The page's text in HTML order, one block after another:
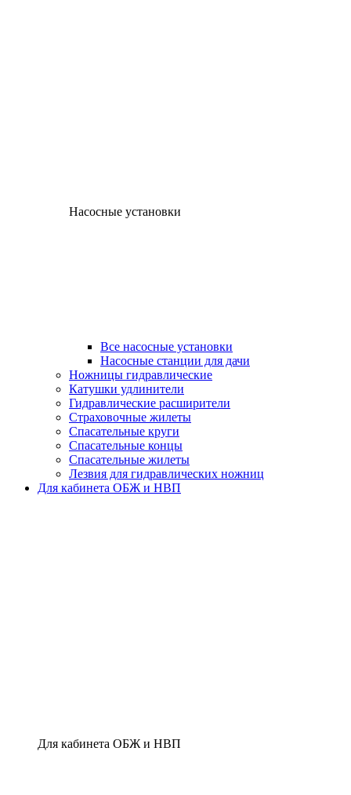
Насосные установки
Все насосные установки
Насосные станции для дачи
Ножницы гидравлические
Катушки удлинители
Гидравлические расширители
Страховочные жилеты
Спасательные круги
Спасательные концы
Спасательные жилеты
Лезвия для гидравлических ножниц
Для кабинета ОБЖ и НВП
Для кабинета ОБЖ и НВП